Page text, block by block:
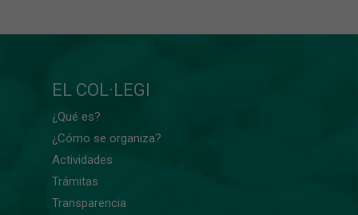
EL COL·LEGI
¿Qué es?
¿Cómo se organiza?
Actividades
Trámitas
Transparencia